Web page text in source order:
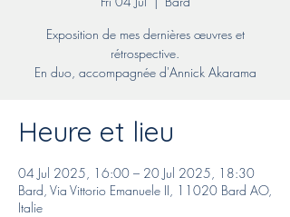
Exposition de mes dernières œuvres et
rétrospective.
En duo, accompagnée d'Annick Akarama
Heure et lieu
04 Jul 2025, 16:00 – 20 Jul 2025, 18:30
Bard, Via Vittorio Emanuele II, 11020 Bard AO,
Italie